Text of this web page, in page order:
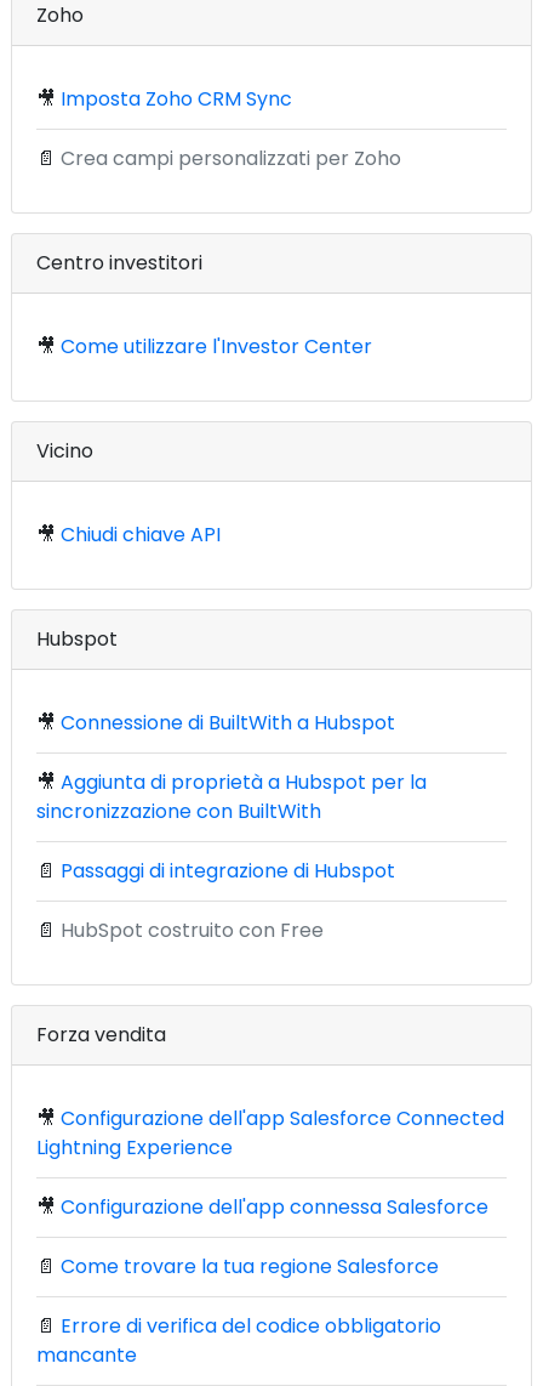
Zoho
🎥 Imposta Zoho CRM Sync
📄 Crea campi personalizzati per Zoho
Centro investitori
🎥 Come utilizzare l'Investor Center
Vicino
🎥 Chiudi chiave API
Hubspot
🎥 Connessione di BuiltWith a Hubspot
🎥 Aggiunta di proprietà a Hubspot per la
sincronizzazione con BuiltWith
📄 Passaggi di integrazione di Hubspot
📄 HubSpot costruito con Free
Forza vendita
🎥 Configurazione dell'app Salesforce Connected
Lightning Experience
🎥 Configurazione dell'app connessa Salesforce
📄 Come trovare la tua regione Salesforce
📄 Errore di verifica del codice obbligatorio
mancante